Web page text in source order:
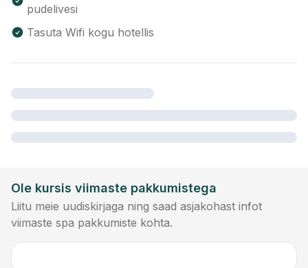
pudelivesi
Tasuta Wifi kogu hotellis
Ole kursis viimaste pakkumistega
Liitu meie uudiskirjaga ning saad asjakohast infot
viimaste spa pakkumiste kohta.